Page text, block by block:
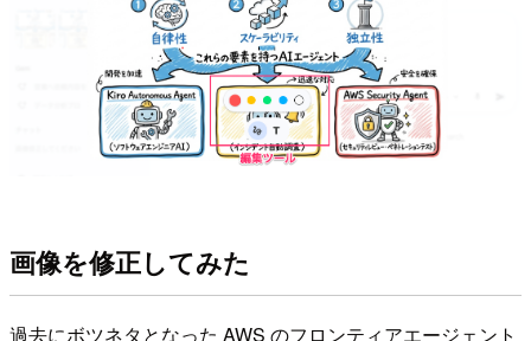
画像を修正してみた
過去にボツネタとなった AWS のフロンティアエージェント